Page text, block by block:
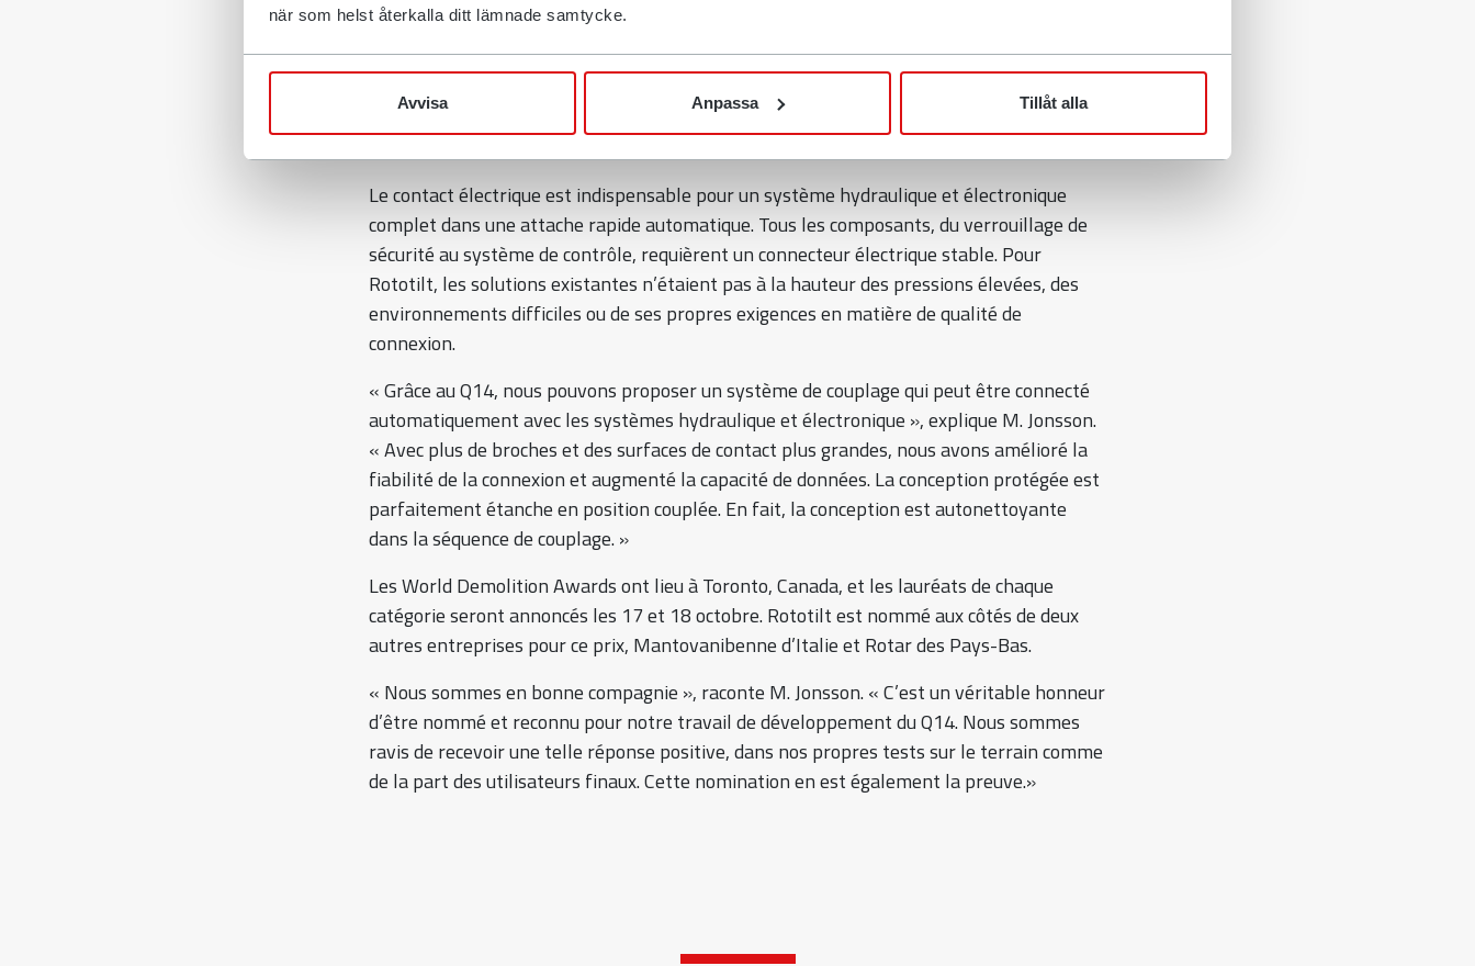
när som helst återkalla ditt lämnade samtycke.
Avvisa Anpassa Tillåt alla
« Une connexion électrique fiable entre la pelle et les outils est de plus en plus
importante à mesure de l’évolution de la technologie », explique Hampus Jonsson,
Business Area Manager. « Nous avons réalisé que les solutions électriques existantes à
connexion automatique sont trop instables et entravent le développement de nouveaux
Le contact électrique est indispensable pour un système hydraulique et électronique
complet dans une attache rapide automatique. Tous les composants, du verrouillage de
sécurité au système de contrôle, requièrent un connecteur électrique stable. Pour
Rototilt, les solutions existantes n’étaient pas à la hauteur des pressions élevées, des
environnements difficiles ou de ses propres exigences en matière de qualité de
connexion.
« Grâce au Q14, nous pouvons proposer un système de couplage qui peut être connecté
automatiquement avec les systèmes hydraulique et électronique », explique M. Jonsson.
« Avec plus de broches et des surfaces de contact plus grandes, nous avons amélioré la
fiabilité de la connexion et augmenté la capacité de données. La conception protégée est
parfaitement étanche en position couplée. En fait, la conception est autonettoyante
dans la séquence de couplage. »
Les World Demolition Awards ont lieu à Toronto, Canada, et les lauréats de chaque
catégorie seront annoncés les 17 et 18 octobre. Rototilt est nommé aux côtés de deux
autres entreprises pour ce prix, Mantovanibenne d’Italie et Rotar des Pays-Bas.
« Nous sommes en bonne compagnie », raconte M. Jonsson. « C’est un véritable honneur
d’être nommé et reconnu pour notre travail de développement du Q14. Nous sommes
ravis de recevoir une telle réponse positive, dans nos propres tests sur le terrain comme
de la part des utilisateurs finaux. Cette nomination en est également la preuve.»